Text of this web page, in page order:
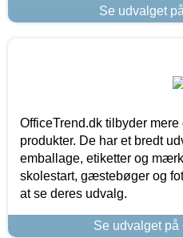
Se udvalget
OfficeTrend.dk tilbyder
produkter. De har et bredt
emballage, etiketter og
skolestart, gæstebøger og
at se deres udvalg.
Se udvalget på